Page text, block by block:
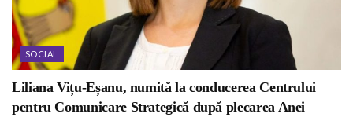
SOCIAL
Liliana Vițu-Eșanu, numită la conducerea Centrului
pentru Comunicare Strategică după plecarea Anei